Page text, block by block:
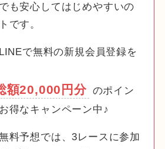
も安心してはじめやすいの
です。
で無料の新規会員登録を
額20,000円分 のポイン
得なキャンペーン中♪
料予想では、3レースに参加